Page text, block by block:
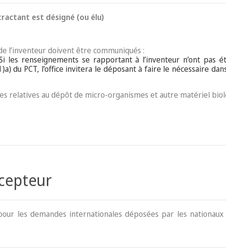
est désigné (ou élu)
l’inventeur doivent être communiqués :
les renseignements se rapportant à l’inventeur n’ont pas
du PCT, l’office invitera le déposant à faire le nécessaire
relatives au dépôt de micro-organismes et autre matériel
les demandes internationales déposées par les